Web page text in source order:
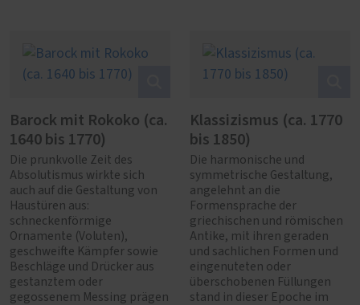
Barock mit Rokoko (ca.
1640 bis 1770)
Die prunkvolle Zeit des
Absolutismus wirkte sich
auch auf die Gestaltung von
Haustüren aus:
schneckenförmige
Ornamente (Voluten),
geschweifte Kämpfer sowie
Beschläge und Drücker aus
gestanztem oder
gegossenem Messing prägen
Klassizismus (ca. 1770
bis 1850)
Die harmonische und
symmetrische Gestaltung,
angelehnt an die
Formensprache der
griechischen und römischen
Antike, mit ihren geraden
und sachlichen Formen und
eingenuteten oder
überschobenen Füllungen
stand in dieser Epoche im